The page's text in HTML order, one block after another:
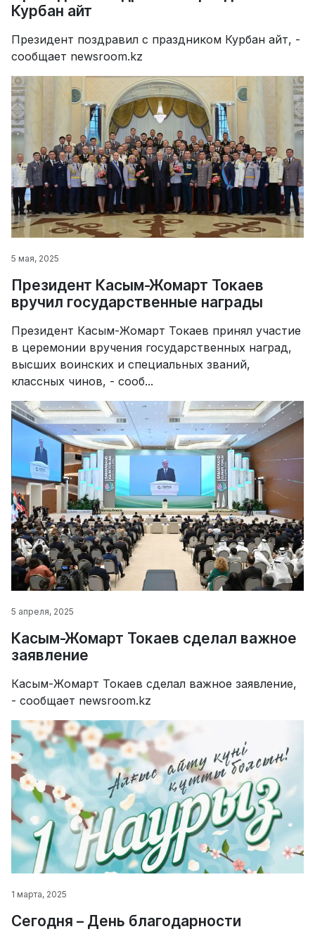
Курбан айт
Президент поздравил с праздником Курбан айт, -
сообщает newsroom.kz
5 мая, 2025
Президент Касым-Жомарт Токаев
вручил государственные награды
Президент Касым-Жомарт Токаев принял участие
в церемонии вручения государственных наград,
высших воинских и специальных званий,
классных чинов, - сооб...
5 апреля, 2025
Касым-Жомарт Токаев сделал важное
заявление
Касым-Жомарт Токаев сделал важное заявление,
- сообщает newsroom.kz
1 марта, 2025
Сегодня – День благодарности